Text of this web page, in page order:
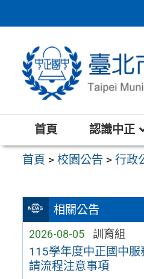
至
區
首頁 認識中正
首頁 >校園公告 >行政
相關公告
2026-08-05 訓育組
115學年度中正國中服
請流程注意事項